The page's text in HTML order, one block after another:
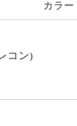
カラー
コン)